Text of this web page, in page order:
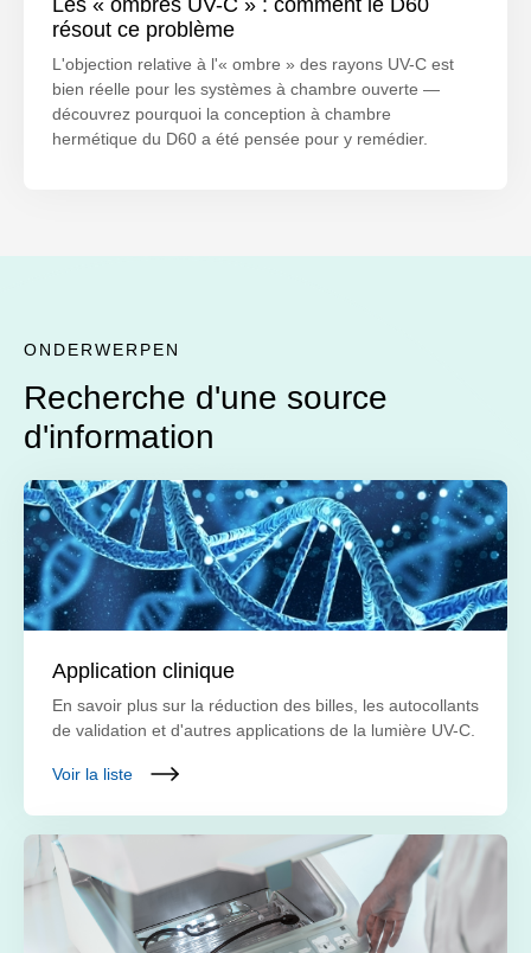
Les « ombres UV-C » : comment le D60
résout ce problème
L'objection relative à l'« ombre » des rayons UV-C est
bien réelle pour les systèmes à chambre ouverte —
découvrez pourquoi la conception à chambre
hermétique du D60 a été pensée pour y remédier.
ONDERWERPEN
Recherche d'une source
d'information
Application clinique
En savoir plus sur la réduction des billes, les autocollants
de validation et d'autres applications de la lumière UV-C.
Voir la liste